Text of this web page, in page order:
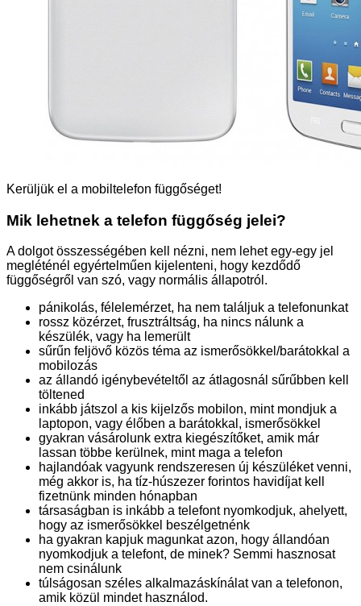
Kerüljük el a mobiltelefon függőséget!
Mik lehetnek a telefon függőség jelei?
A dolgot összességében kell nézni, nem lehet egy-egy jel
megléténél egyértelműen kijelenteni, hogy kezdődő
függőségről van szó, vagy normális állapotról.
pánikolás, félelemérzet, ha nem találjuk a telefonunkat
rossz közérzet, frusztráltság, ha nincs nálunk a
készülék, vagy ha lemerült
sűrűn feljövő közös téma az ismerősökkel/barátokkal a
mobilozás
az állandó igénybevételtől az átlagosnál sűrűbben kell
töltened
inkább játszol a kis kijelzős mobilon, mint mondjuk a
laptopon, vagy élőben a barátokkal, ismerősökkel
gyakran vásárolunk extra kiegészítőket, amik már
lassan többe kerülnek, mint maga a telefon
hajlandóak vagyunk rendszeresen új készüléket venni,
még akkor is, ha tíz-húszezer forintos havidíjat kell
fizetnünk minden hónapban
társaságban is inkább a telefont nyomkodjuk, ahelyett,
hogy az ismerősökkel beszélgetnénk
ha gyakran kapjuk magunkat azon, hogy állandóan
nyomkodjuk a telefont, de minek? Semmi hasznosat
nem csinálunk
túlságosan széles alkalmazáskínálat van a telefonon,
amik közül mindet használod.